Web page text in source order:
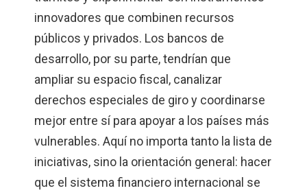
innovadores que combinen recursos
públicos y privados. Los bancos de
desarrollo, por su parte, tendrían que
ampliar su espacio fiscal, canalizar
derechos especiales de giro y coordinarse
mejor entre sí para apoyar a los países más
vulnerables. Aquí no importa tanto la lista de
iniciativas, sino la orientación general: hacer
que el sistema financiero internacional se